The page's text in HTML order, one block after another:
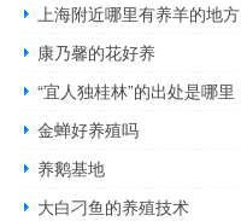
上海附近哪里有养羊的地方
康乃馨的花好养
“宜人独桂林”的出处是哪里
金蝉好养殖吗
养鹅基地
大白刁鱼的养殖技术